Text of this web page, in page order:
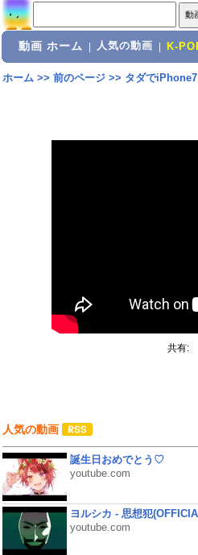
動画 ホーム 人気の動画 K-
ホーム>> 前のページ>> タダで
共有:
人気の動画
誕生日おめでとう♡
youtube.com
ヨルシカ - 思想犯
youtube.com